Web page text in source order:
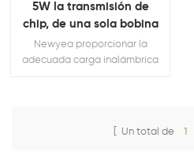
5W la transmisión de
chip, de una sola bobina
Newyea proporcionar la
adecuada carga inalámbrica
[ Un total de 1